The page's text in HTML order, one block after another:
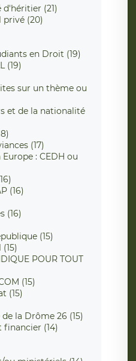
(21)
(20)
en Droit (19)
(19)
sur un thème ou
et de la nationalité
(17)
: CEDH ou
(16)
(16)
(15)
POUR TOUT
(15)
(15)
la Drôme 26 (15)
(14)